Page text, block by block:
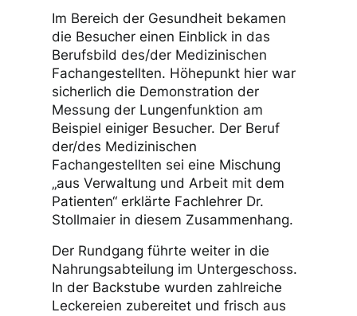
Philipp-Matthäus-Hahn-Schule aus
Kornwestheim, ihre Klasse bei diesem
Berufsinformationstag anzumelden.
Im Bereich der Gesundheit bekamen
die Besucher einen Einblick in das
Berufsbild des/der Medizinischen
Fachangestellten. Höhepunkt hier war
sicherlich die Demonstration der
Messung der Lungenfunktion am
Beispiel einiger Besucher. Der Beruf
der/des Medizinischen
„aus Verwaltung und Arbeit mit dem
Patienten“ erklärte Fachlehrer Dr.
Stollmaier in diesem Zusammenhang.